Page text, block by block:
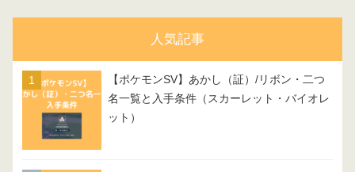
人気記事
【ポケモンSV】あかし（証）/リボン・二つ
名一覧と入手条件（スカーレット・バイオレ
ット）